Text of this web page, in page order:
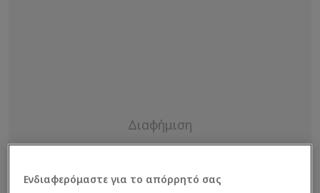
Ενδιαφερόμαστε για το απόρρητό σας